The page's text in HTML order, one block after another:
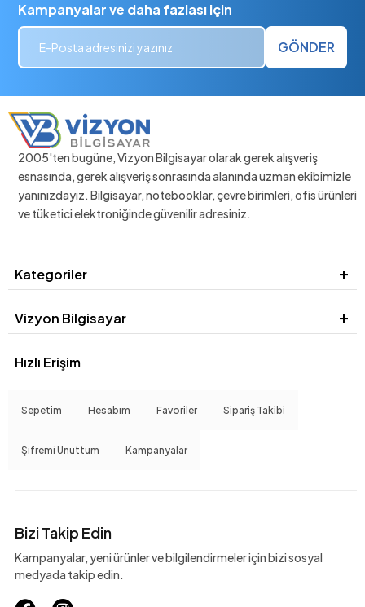
Kampanyalar ve daha fazlası için
GÖNDER
2005'ten bugüne, Vizyon Bilgisayar olarak gerek alışveriş
esnasında, gerek alışveriş sonrasında alanında uzman ekibimizle
yanınızdayız. Bilgisayar, notebooklar, çevre birimleri, ofis ürünleri
ve tüketici elektroniğinde güvenilir adresiniz.
Kategoriler
Vizyon Bilgisayar
Hızlı Erişim
Sepetim Hesabım Favoriler Sipariş Takibi
Şifremi Unuttum Kampanyalar
Bizi Takip Edin
Kampanyalar, yeni ürünler ve bilgilendirmeler için bizi sosyal
medyada takip edin.